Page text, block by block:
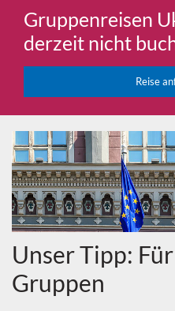
Gruppenreisen
derzeit nicht
Reise
Unser Tipp:
Gruppen